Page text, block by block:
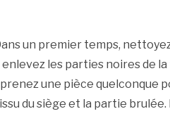
un premier temps,
les parties noires de la
une pièce quelconque
du siège et la partie brulée.